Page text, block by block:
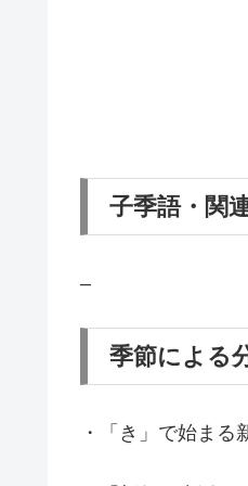
子季語・関
–
季節による
・「き」で始まる